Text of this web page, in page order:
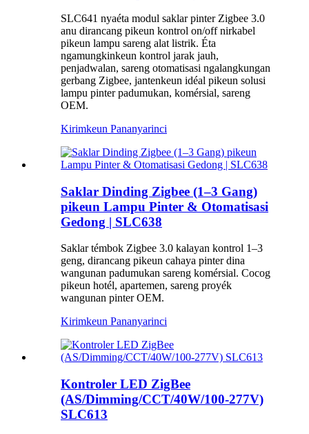
SLC641 nyaéta modul saklar pinter Zigbee 3.0
anu dirancang pikeun kontrol on/off nirkabel
pikeun lampu sareng alat listrik. Éta
ngamungkinkeun kontrol jarak jauh,
penjadwalan, sareng otomatisasi ngalangkungan
gerbang Zigbee, jantenkeun idéal pikeun solusi
lampu pinter padumukan, komérsial, sareng
OEM.
Kirimkeun Pananyarinci
Saklar Dinding Zigbee (1–3 Gang)
pikeun Lampu Pinter & Otomatisasi
Gedong | SLC638
Saklar témbok Zigbee 3.0 kalayan kontrol 1–3
geng, dirancang pikeun cahaya pinter dina
wangunan padumukan sareng komérsial. Cocog
pikeun hotél, apartemen, sareng proyék
wangunan pinter OEM.
Kirimkeun Pananyarinci
Kontroler LED ZigBee
(AS/Dimming/CCT/40W/100-277V)
SLC613